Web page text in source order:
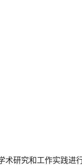
术研究和工作实践进